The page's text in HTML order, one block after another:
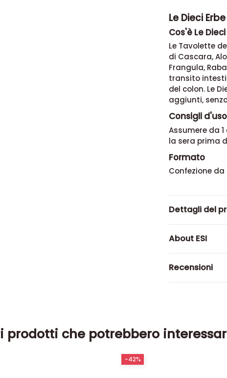
Le Dieci
Cos'è Le Dieci
Le Tavolette
di Cascara,
Frangula,
transito
del colon. Le
aggiunti,
Consigli
Assumere da
la sera prima
Formato
Confezione
Dettagli del
About ESI
Recensioni
prodotti che potrebbero
-42%